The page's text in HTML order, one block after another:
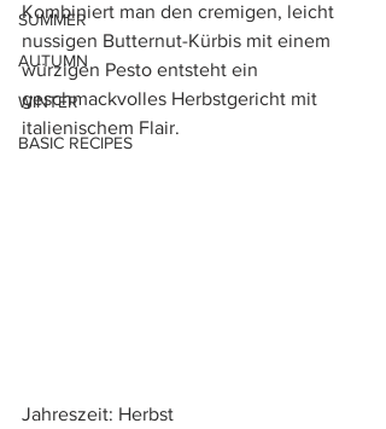
SUMMER
AUTUMN
WINTER
BASIC RECIPES
Kombiniert man den cremigen, leicht
nussigen Butternut-Kürbis mit einem
würzigen Pesto entsteht ein
geschmackvolles Herbstgericht mit
italienischem Flair.
Jahreszeit: Herbst